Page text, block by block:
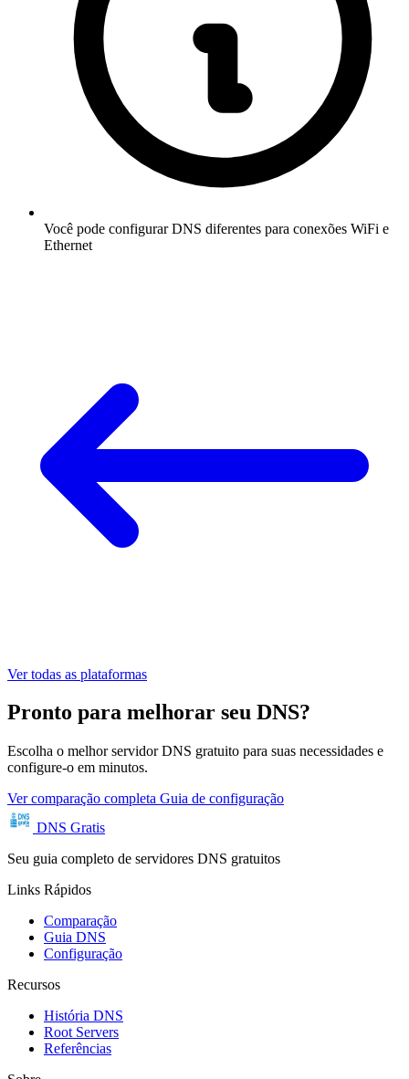
Você pode configurar DNS diferentes para conexões WiFi e
Ethernet
Ver todas as plataformas
Pronto para melhorar seu DNS?
Escolha o melhor servidor DNS gratuito para suas necessidades e
configure-o em minutos.
Ver comparação completa Guia de configuração
DNS Gratis
Seu guia completo de servidores DNS gratuitos
Links Rápidos
Comparação
Guia DNS
Configuração
Recursos
História DNS
Root Servers
Referências